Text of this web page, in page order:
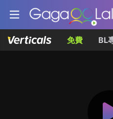
免費 BL